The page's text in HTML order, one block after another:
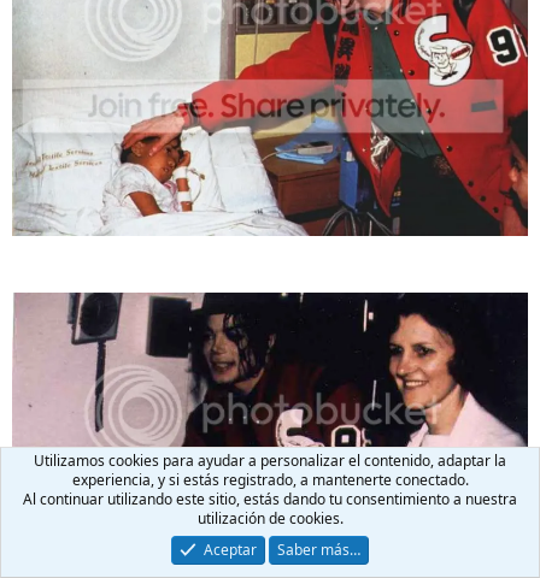
Utilizamos cookies para ayudar a personalizar el contenido, adaptar la
experiencia, y si estás registrado, a mantenerte conectado.
Al continuar utilizando este sitio, estás dando tu consentimiento a nuestra
utilización de cookies.
Aceptar
Saber más…